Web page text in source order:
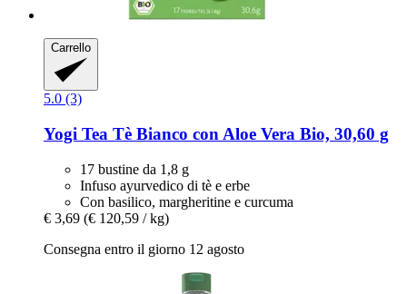
Carrello
5.0 (3)
Yogi Tea Tè Bianco con Aloe Vera Bio, 30,60 g
17 bustine da 1,8 g
Infuso ayurvedico di tè e erbe
Con basilico, margheritine e curcuma
€ 3,69 (€ 120,59 / kg)
Consegna entro il giorno 12 agosto